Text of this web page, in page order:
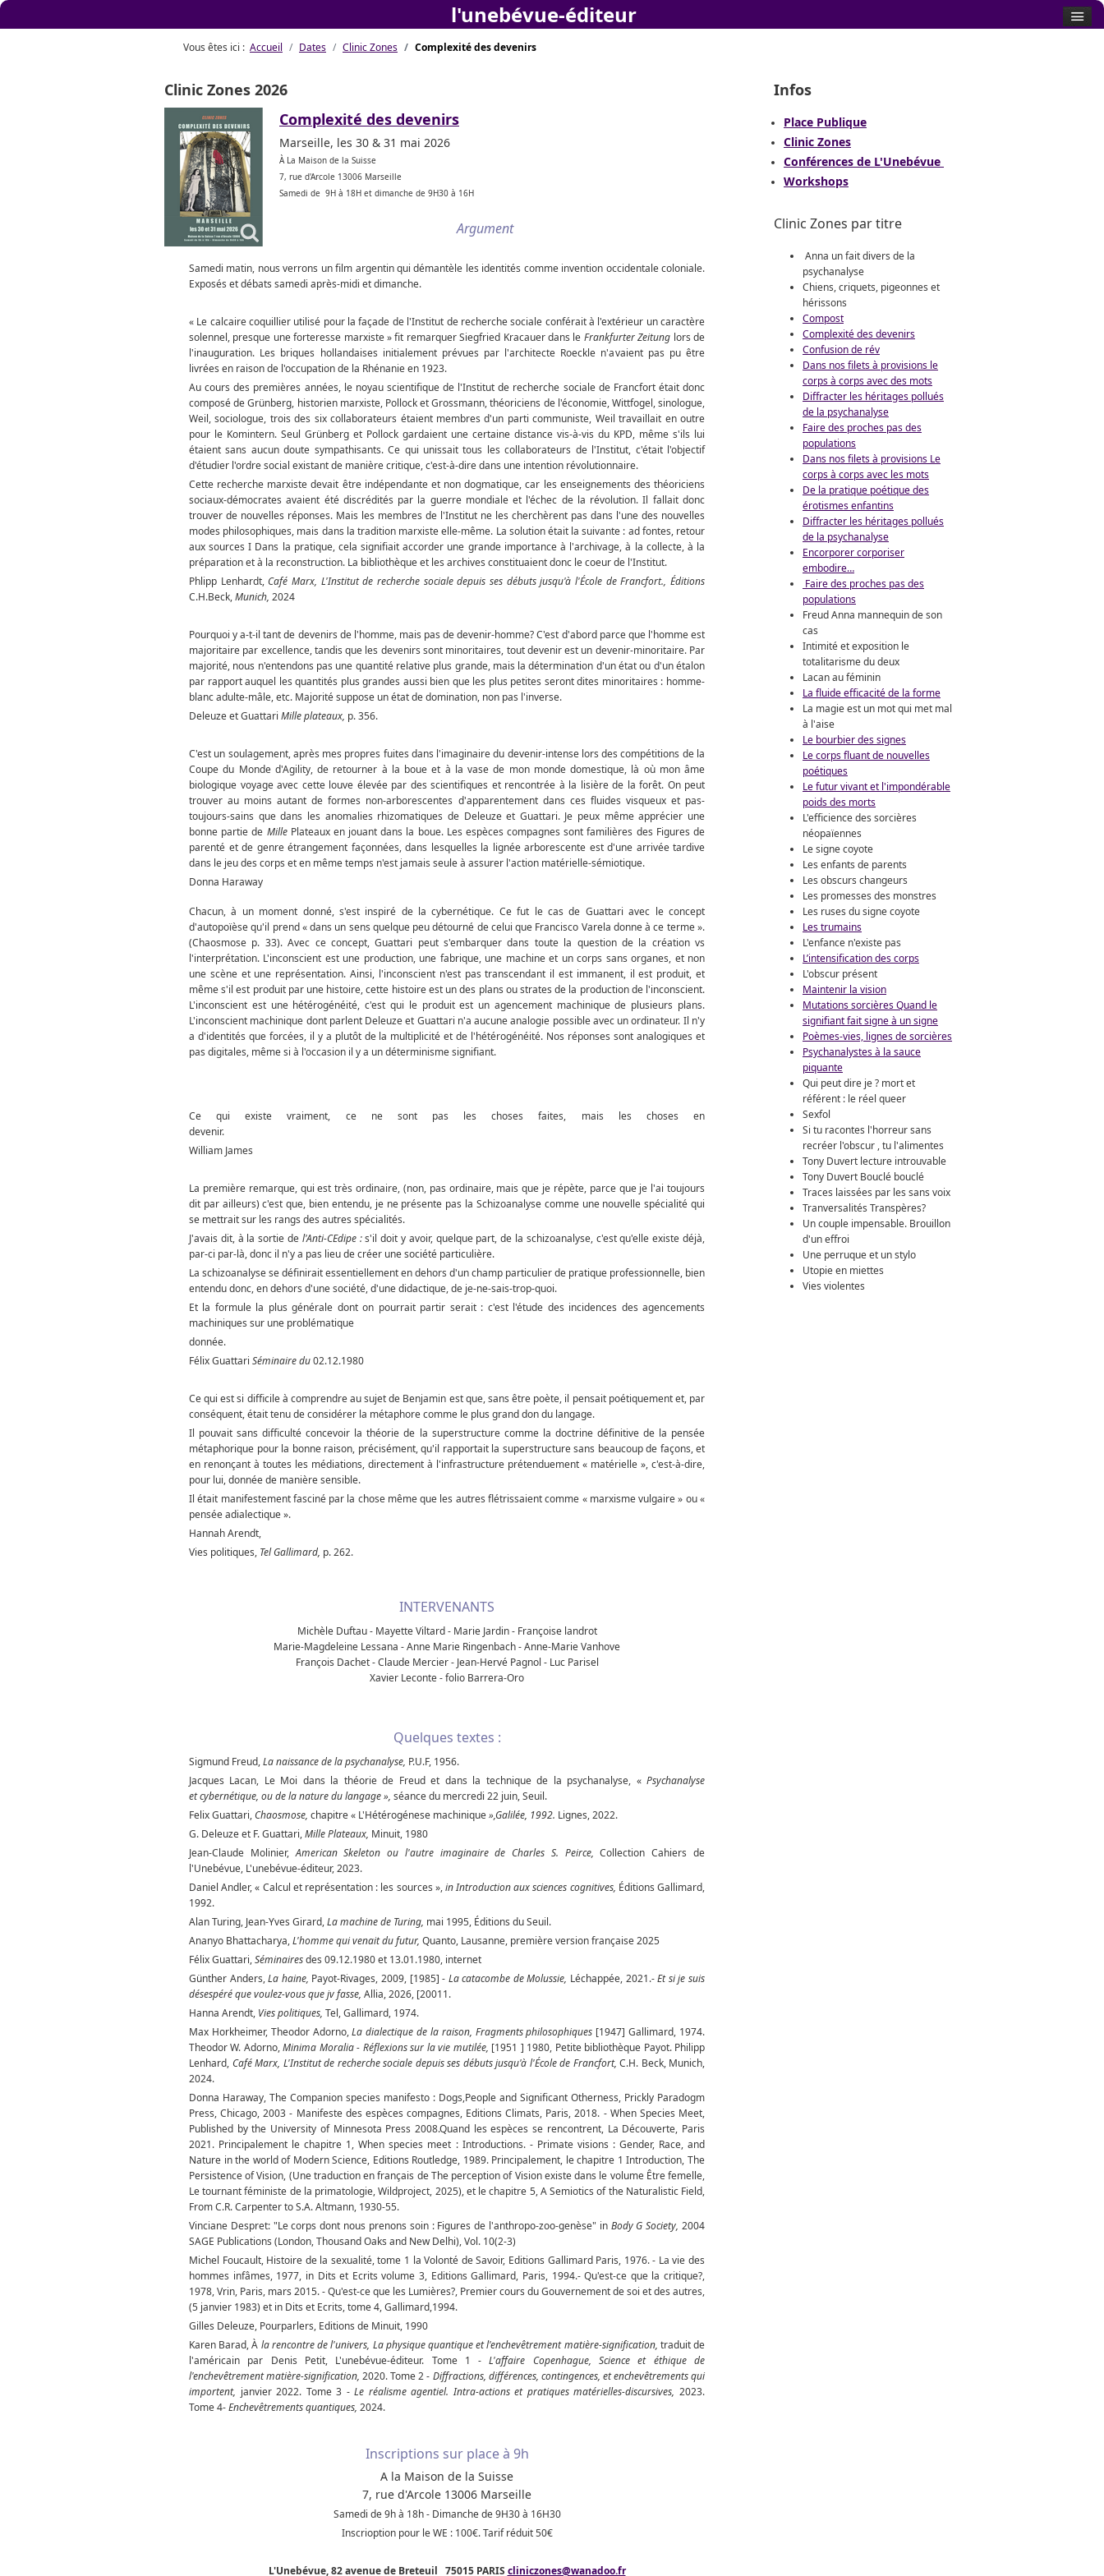
Vous êtes ici : Accueil Dates Clinic Zones Complexité des devenirs
Clinic Zones 2026
Complexité des devenirs
Marseille, les 30 & 31 mai 2026
À La Maison de la Suisse
7, rue d'Arcole 13006 Marseille
Samedi de 9H à 18H et dimanche de 9H30 à 16H
Argument
Samedi matin, nous verrons un film argentin qui démantèle les identités comme invention occidentale coloniale.
Exposés et débats samedi après-midi et dimanche.
« Le calcaire coquillier utilisé pour la façade de l'Institut de recherche sociale conférait à l'extérieur un caractère
solennel, presque une forteresse marxiste » fit remarquer Siegfried Kracauer dans le Frankfurter Zeitung lors de
l'inauguration. Les briques hollandaises initialement prévues par l'archi­tecte Roeckle n'avaient pas pu être
livrées en raison de l'occupation de la Rhénanie en 1923.
Au cours des premières années, le noyau scientifique de l'Institut de recherche sociale de Francfort était donc
composé de Grünberg, historien marxiste, Pollock et Grossmann, théoriciens de l'économie, Wittfogel, sinologue,
Weil, sociologue, trois des six collaborateurs étaient membres d'un parti com­muniste, Weil travaillait en outre
pour le Komintern. Seul Grünberg et Pollock gardaient une certaine distance vis-à-vis du KPD, même s'ils lui
étaient sans aucun doute sympathisants. Ce qui unissait tous les collaborateurs de l'Institut, c'était l'objectif
d'étudier l'ordre social existant de manière critique, c'est-à-dire dans une intention révolutionnaire.
Cette recherche marxiste devait être indépendante et non dogmatique, car les enseignements des théoriciens
sociaux-démocrates avaient été discrédités par la guerre mondiale et l'échec de la révolu­tion. Il fallait donc
trouver de nouvelles réponses. Mais les membres de l'Institut ne les cherchèrent pas dans l'une des nouvelles
modes philosophiques, mais dans la tradition marxiste elle-même. La solution était la suivante : ad fontes, retour
aux sources I Dans la pratique, cela signifiait accorder une grande importance à l'archivage, à la collecte, à la
préparation et à la reconstruction. La bibliothèque et les archives constituaient donc le coeur de l'Institut.
Phlipp Lenhardt,Café Marx, L'Institut de recherche sociale depuis ses débuts jusqu'à l'École de Francfort., Éditions
C.H.Beck,Munich, 2024
Pourquoi y a-t-il tant de devenirs de l'homme, mais pas de devenir-homme? C'est d'abord parce que l'homme est
majoritaire par excellence, tandis que les devenirs sont minoritaires, tout devenir est un devenir-minoritaire. Par
majorité, nous n'entendons pas une quantité relative plus grande, mais la détermination d'un état ou d'un étalon
par rapport auquel les quantités plus grandes aussi bien que les plus petites seront dites minoritaires : homme-
blanc adulte-mâle, etc. Majorité suppose un état de domination, non pas l'inverse.
Deleuze et Guattari Mille plateaux, p. 356.
C'est un soulagement, après mes propres fuites dans l'imaginaire du devenir-intense lors des compé­titions de la
Coupe du Monde d'Agility, de retourner à la boue et à la vase de mon monde domes­tique, là où mon âme
biologique voyage avec cette louve élevée par des scientifiques et rencontrée à la lisière de la forêt. On peut
trouver au moins autant de formes non-arborescentes d'apparente­ment dans ces fluides visqueux et pas-
toujours-sains que dans les anomalies rhizomatiques de Deleuze et Guattari. Je peux même apprécier une
bonne partie de Mille Plateaux en jouant dans la boue. Les espèces compagnes sont familières des Figures de
parenté et de genre étrangement façonnées, dans lesquelles la lignée arborescente est d'une arrivée tardive
dans le jeu des corps et en même temps n'est jamais seule à assurer l'action matérielle-sémiotique.
Donna Haraway
Chacun, à un moment donné, s'est inspiré de la cybernétique. Ce fut le cas de Guattari avec le concept
d'autopoïèse qu'il prend « dans un sens quelque peu détourné de celui que Francisco Varela donne à ce terme ».
(Chaosmose p. 33). Avec ce concept, Guattari peut s'embarquer dans toute la question de la création vs
l'interprétation. L'inconscient est une production, une fabrique, une machine et un corps sans organes, et non
une scène et une représentation. Ainsi, l'inconscient n'est pas transcendant il est immanent, il est produit, et
même s'il est produit par une histoire, cette histoire est un des plans ou strates de la production de l'inconscient.
L'inconscient est une hétérogénéité, c'est qui le produit est un agencement machinique de plusieurs plans.
L'inconscient machinique dont parlent Deleuze et Guattari n'a aucune analogie possible avec un ordinateur. Il n'y
a d'identités que forcées, il y a plu­tôt de la multiplicité et de l'hétérogénéité. Nos réponses sont analogiques et
pas digitales, même si à l'occasion il y a un déterminisme signifiant.
Ce qui existe vraiment, ce ne sont pas les choses faites, mais les choses en
devenir.
William James
La première remarque, qui est très ordinaire, (non, pas ordinaire, mais que je répète, parce que je l'ai toujours
dit par ailleurs) c'est que, bien entendu, je ne présente pas la Schizoanalyse comme une nouvelle spé­cialité qui
se mettrait sur les rangs des autres spécialités.
J'avais dit, à la sortie de l'Anti-CEdipe :s'il doit y avoir, quelque part, de la schizoanalyse, c'est qu'elle existe déjà,
par-ci par-là, donc il n'y a pas lieu de créer une société particulière.
La schizoanalyse se définirait essentiellement en dehors d'un champ par­ticulier de pratique professionnelle, bien
entendu donc, en dehors d'une société, d'une didactique, de je-ne-sais-trop-quoi.
Et la formule la plus générale dont on pourrait partir serait : c'est l'étude des incidences des agencements
machiniques sur une problématique
donnée.
Félix Guattari Séminaire du02.12.1980
Ce qui est si difficile à comprendre au sujet de Benjamin est que, sans être poète, il pensait poétiquement et, par
conséquent, était tenu de considérer la métaphore comme le plus grand don du langage.
Il pouvait sans difficulté concevoir la théorie de la superstructure comme la doctrine définitive de la pensée
métaphorique pour la bonne raison, précisément, qu'il rapportait la superstructure sans beaucoup de façons, et
en renonçant à toutes les médiations, directement à l'infrastructure prétenduement « matérielle », c'est-à-dire,
pour lui, donnée de manière sensible.
Il était manifestement fasciné par la chose même que les autres flétris­saient comme « marxisme vulgaire » ou «
pensée adialectique ».
Hannah Arendt,
Vies politiques, Tel Gallimard, p. 262.
INTERVENANTS
Michèle Duftau - Mayette Viltard - Marie Jardin - Françoise landrot
Marie-Magdeleine Lessana - Anne Marie Ringenbach - Anne-Marie Vanhove
François Dachet - Claude Mercier - Jean-Hervé Pagnol - Luc Parisel
Xavier Leconte - folio Barrera-Oro
Quelques textes :
Sigmund Freud,La naissance de la psychanalyse, P.U.F, 1956.
Jacques Lacan, Le Moi dans la théorie de Freud et dans la technique de la psychanalyse, « Psychanalyse
etcybernétique, ou de la nature du langage », séance du mercredi 22 juin, Seuil.
Felix Guattari, Chaosmose, chapitre « L'Hétérogénese machinique»,Galilée, 1992. Lignes, 2022.
G. Deleuze et F. Guattari,Mille Plateaux, Minuit, 1980
Jean-Claude Molinier,American Skeleton ou l'autre imaginaire de Charles S. Peirce,Collection Cahiers de
l'Unebévue, L'unebévue-éditeur, 2023.
Daniel Andler, « Calcul et représentation : les sources »,in Introduction aux sciences cognitives, Éditions Gallimard,
1992.
Alan Turing, Jean-Yves Girard,La machine de Turing, mai 1995, Éditions du Seuil.
Ananyo Bhattacharya,L'homme qui venait du futur, Quanto, Lausanne, première version française 2025
Félix Guattari,Séminairesdes 09.12.1980 et 13.01.1980, internet
Günther Anders,La haine, Payot-Rivages, 2009, [1985] - La catacombe de Molussie, Léchappée, 2021.-Etsi je suis
désespéré que voulez-vous que jv fasse, Allia, 2026, [20011.
Hanna Arendt, Vies politiques, Tel, Gallimard, 1974.
Max Horkheimer, Theodor Adorno,La dialectique de la raison, Fragments philosophiques [1947] Gallimard, 1974.
Theodor W. Adorno,Minima Moralia - Réflexions sur la vie mutilée, [1951 ] 1980, Petite bibliothèque Payot. Philipp
Lenhard, Café Marx, L'Institut de recherche sociale depuis ses débuts jusqu'à l'École de Francfort, C.H. Beck, Munich,
2024.
Donna Haraway, The Companion species manifesto : Dogs,People and Significant Otherness, Prickly Paradogm
Press, Chicago, 2003 - Manifeste des espèces compagnes, Editions Climats, Paris, 2018. - When Species Meet,
Published by the University of Minnesota Press 2008.Quand les espèces se rencontrent, La Découverte, Paris
2021. Principalement le chapitre 1, When species meet : Introductions. - Primate visions : Gender, Race, and
Nature in the world of Modern Science, Editions Routledge, 1989. Principalement, le chapitre 1 Introduction, The
Persistence of Vision, (Une traduction en français de The perception of Vision existe dans le volume Être femelle,
Le tournant féministe de la primatologie, Wildproject, 2025), et le chapitre 5, A Semiotics of the Naturalistic Field,
From C.R. Carpenter to S.A. Altmann, 1930-55.
Vinciane Despret: "Le corps dont nous prenons soin : Figures de l'anthropo-zoo-genèse" in Body G Society, 2004
SAGE Publications (London, Thousand Oaks and New Delhi), Vol. 10(2-3)
Michel Foucault, Histoire de la sexualité, tome 1 la Volonté de Savoir, Editions Gallimard Paris, 1976. - La vie des
hommes infâmes, 1977, in Dits et Ecrits volume 3, Editions Gallimard, Paris, 1994.- Qu'est-ce que la cri­tique?,
1978, Vrin, Paris, mars 2015. - Qu'est-ce que les Lumières?, Premier cours du Gouvernement de soi et des autres,
(5 janvier 1983) et in Dits et Ecrits, tome 4, Gallimard,1994.
Gilles Deleuze, Pourparlers, Editions de Minuit, 1990
Karen Barad, À la rencontre de l'univers, La physique quantique et l'enchevêtrement matière-signification, traduit de
l'américain par Denis Petit, L'unebévue-éditeur. Tome 1 -L'affaire Copenhague, Science et éthique de
l'enchevêtrement matière-signification,2020. Tome 2 - Diffractions, différences, contingences, et enchevêtrements qui
importent, janvier 2022. Tome 3 -Le réalisme agentiel. Intra-actions et pratiques matérielles-discursives,2023.
Tome 4-Enchevêtrements quantiques, 2024.
Inscriptions sur place à 9h
A la Maison de la Suisse
7, rue d'Arcole 13006 Marseille
Samedi de 9h à 18h - Dimanche de 9H30 à 16H30
Inscrioption pour le WE : 100€. Tarif réduit 50€
L'Unebévue, 82 avenue de Breteuil 75015 PARIS cliniczones@wanadoo.fr
Infos
Place Publique
Clinic Zones
Conférences de L'Unebévue
Workshops
Clinic Zones par titre
Anna un fait divers de la
psychanalyse
Chiens, criquets, pigeonnes et
hérissons
Compost
Complexité des devenirs
Confusion de rév
Dans nos filets à provisions le
corps à corps avec des mots
Diffracter les héritages pollués
de la psychanalyse
Faire des proches pas des
populations
Dans nos filets à provisions Le
corps à corps avec les mots
De la pratique poétique des
érotismes enfantins
Diffracter les héritages pollués
de la psychanalyse
Encorporer corporiser
embodire…
Faire des proches pas des
populations
Freud Anna mannequin de son
cas
Intimité et exposition le
totalitarisme du deux
Lacan au féminin
La fluide efficacité de la forme
La magie est un mot qui met mal
à l'aise
Le bourbier des signes
Le corps fluant de nouvelles
poétiques
Le futur vivant et l'impondérable
poids des morts
L'efficience des sorcières
néopaïennes
Le signe coyote
Les enfants de parents
Les obscurs changeurs
Les promesses des monstres
Les ruses du signe coyote
Les trumains
L'enfance n'existe pas
L’intensification des corps
L'obscur présent
Maintenir la vision
Mutations sorcières Quand le
signifiant fait signe à un signe
Poèmes-vies, lignes de sorcières
Psychanalystes à la sauce
piquante
Qui peut dire je ? mort et
référent : le réel queer
Sexfol
Si tu racontes l'horreur sans
recréer l'obscur , tu l'alimentes
Tony Duvert lecture introuvable
Tony Duvert Bouclé bouclé
Traces laissées par les sans voix
Tranversalités Transpères?
Un couple impensable. Brouillon
d'un effroi
Une perruque et un stylo
Utopie en miettes
Vies violentes
l'unebévue-éditeur